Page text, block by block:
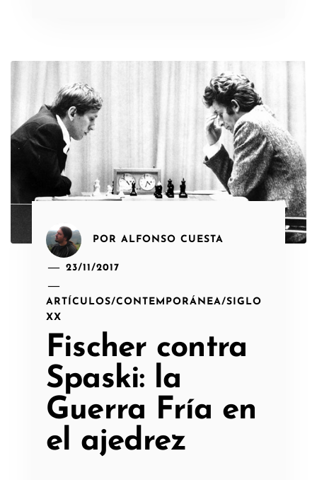
POR ALFONSO CUESTA
23/11/2017
ARTÍCULOS/CONTEMPORÁNEA/SIGLO
XX
Fischer contra
Spaski: la
Guerra Fría en
el ajedrez